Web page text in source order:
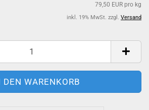
79,50 EUR pro kg
inkl. 19% MwSt. zzgl. Versand